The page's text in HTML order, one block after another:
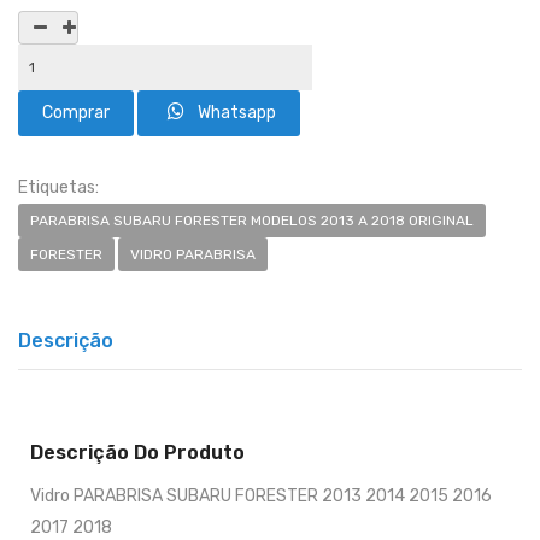
Whatsapp
Etiquetas:
PARABRISA SUBARU FORESTER MODELOS 2013 A 2018 ORIGINAL
FORESTER
VIDRO PARABRISA
Descrição
Descrição Do Produto
Vidro PARABRISA SUBARU FORESTER 2013 2014 2015 2016
2017 2018